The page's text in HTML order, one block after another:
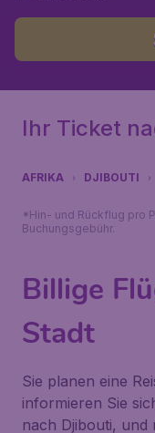
Ihr Ticket
AFRIKA DJIBOUTI
*Hin- und Rückflug pro
Buchungsgebühr.
Billige
Stadt
Sie planen eine
informieren Sie
nach Djibouti, und